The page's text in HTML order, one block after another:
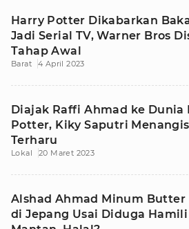
Harry Potter Dikabarkan
Jadi Serial TV, Warner Bros
Tahap Awal
Barat 4 April 2023
Diajak Raffi Ahmad ke Dunia
Potter, Kiky Saputri Menangis
Terharu
Lokal 20 Maret 2023
Alshad Ahmad Minum Butter
di Jepang Usai Diduga Hamili